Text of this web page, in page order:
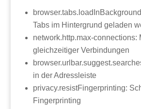
Tabs im Hintergrund geladen
network.http.max-connections:
gleichzeitiger Verbindungen
in der Adressleiste
privacy.resistFingerprinting:
Fingerprinting